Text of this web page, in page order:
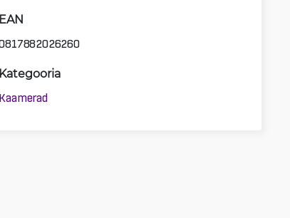
EAN
Kategooria
Kaamerad